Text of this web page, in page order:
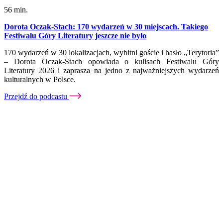
56 min.
Dorota Oczak-Stach: 170 wydarzeń w 30 miejscach. Takiego
Festiwalu Góry Literatury jeszcze nie było
170 wydarzeń w 30 lokalizacjach, wybitni goście i hasło „Terytoria”
– Dorota Oczak-Stach opowiada o kulisach Festiwalu Góry
Literatury 2026 i zaprasza na jedno z najważniejszych wydarzeń
kulturalnych w Polsce.
Przejdź do podcastu